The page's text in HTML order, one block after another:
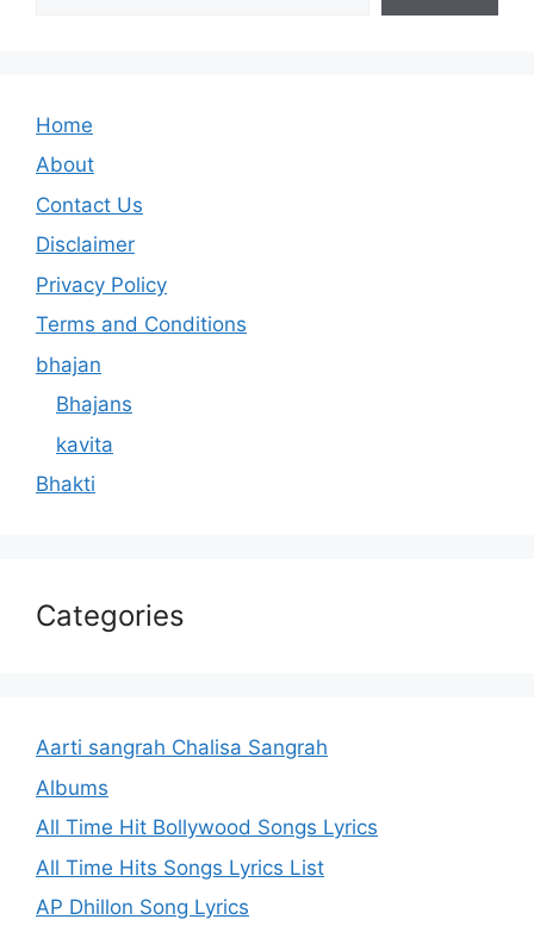
Home
About
Contact Us
Disclaimer
Privacy Policy
Terms and Conditions
bhajan
Bhajans
kavita
Bhakti
Categories
Aarti sangrah Chalisa Sangrah
Albums
All Time Hit Bollywood Songs Lyrics
All Time Hits Songs Lyrics List
AP Dhillon Song Lyrics